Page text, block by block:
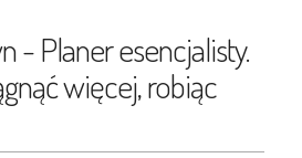
- Planer esencjalisty.
więcej, robiąc